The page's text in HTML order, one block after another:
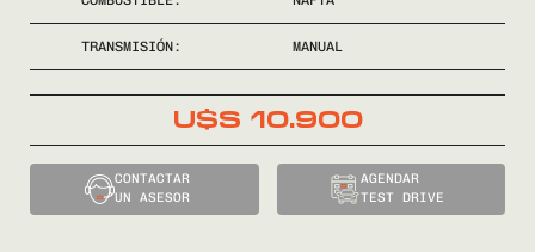
08002525
TRANSMISIÓN: MANUAL
U$S 10.900
CONTACTAR
UN ASESOR
AGENDAR
TEST DRIVE